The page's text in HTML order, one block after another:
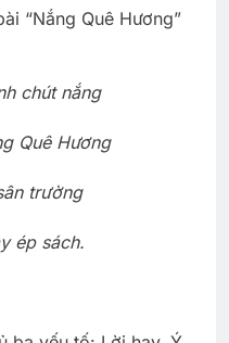
“Nắng Quê Hương”
chút nắng
Quê Hương
trường
ép sách.